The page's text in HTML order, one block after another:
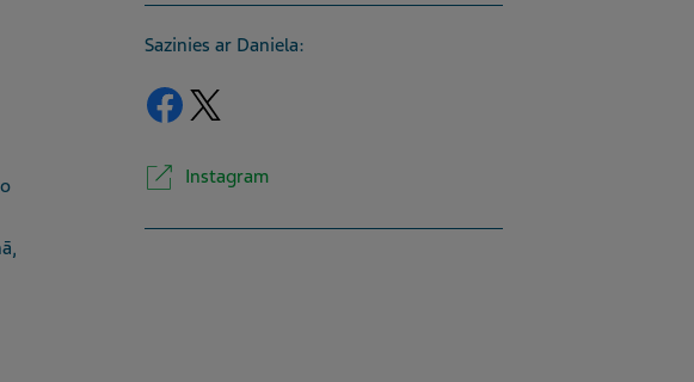
Sazinies ar Daniela:
Facebook
Instagram